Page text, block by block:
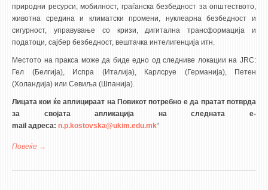
природни ресурси, мобилност, граѓанска безбедност за општеството,
животна средина и климатски промени, нуклеарна безбедност и
сигурност, управување со кризи, дигитална трансформација и
податоци, сајбер безбедност, вештачка интелигенција итн.
Местото на пракса може да биде едно од следниве локации на JRC:
Гел (Белгија), Испра (Италија), Карлсруе (Германија), Петен
(Холандија) или Севиља (Шпанија).
Лицата кои ќе аплицираат на Повикот потребно е да пратат потврда
за својата апликација на следната e-
mail адреса: n.p.kostovska@ukim.edu.mk“
Повеќе за Повик за платена научна пракса на Заедничкиот